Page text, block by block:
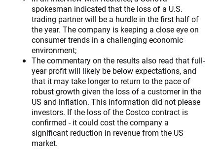
spokesman indicated that the loss of a U.S.
trading partner will be a hurdle in the first half of
the year. The company is keeping a close eye on
consumer trends in a challenging economic
environment;
The commentary on the results also read that full-
year profit will likely be below expectations, and
that it may take longer to return to the pace of
robust growth given the loss of a customer in the
US and inflation. This information did not please
investors. If the loss of the Costco contract is
confirmed - it could cost the company a
significant reduction in revenue from the US
market.